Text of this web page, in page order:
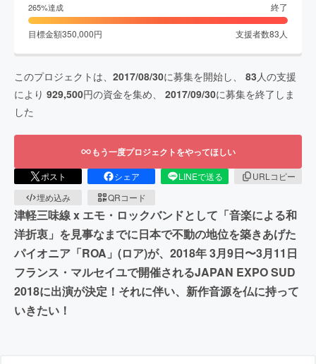
265%達成 終了
目標金額350,000円 支援者数83 人
このプロジェクトは、 2017/08/30に募集を開始し、 83人の支援
により 929,500円の資金を集め、 2017/09/30に募集を終了しま
した
もう一度プロジェクトをやってほしい
ポスト シェア LINEで送る
URLコピー
埋め込み
QRコード
津軽三味線 x エモ・ロックバンドとして「音楽による和
洋折衷」を見事なまでに日本で不動の地位を築きあげた
パイオニア「ROA」(ロア)が、2018年 3月9日〜3月11日
フランス・マルセイユで開催されるJAPAN EXPO SUD
2018に出演が決定！それに伴い、新作音源を仏に持って
いきたい！